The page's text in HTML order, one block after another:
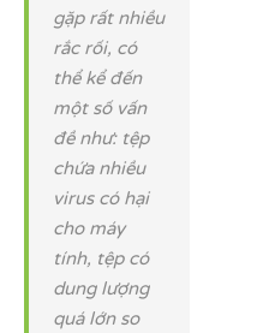
gặp rất nhiều
rắc rối, có
thể kể đến
một số vấn
đề như: tệp
chứa nhiều
virus có hại
cho máy
tính, tệp có
dung lượng
quá lớn so